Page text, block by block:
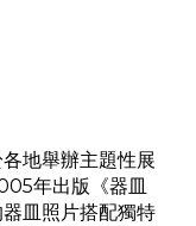
地舉辦主題性展
年出版《器皿
皿照片搭配獨特